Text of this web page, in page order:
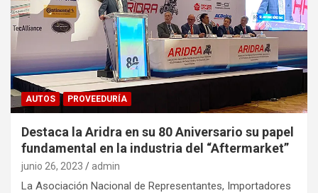
AUTOS PROVEEDURÍA
Destaca la Aridra en su 80 Aniversario su papel
fundamental en la industria del “Aftermarket”
junio 26, 2023 admin
La Asociación Nacional de Representantes, Importadores